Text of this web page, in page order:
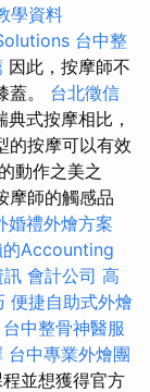
學資料
台中整
因此，按摩師不
蓋。 台北徵信
典式按摩相比，
的按摩可以有效
動作之美之
摩師的觸感品
婚禮外燴方案
的Accounting
訊 會計公司 高
便捷自助式外燴
台中整骨神醫服
台中專業外燴團
並想獲得官方